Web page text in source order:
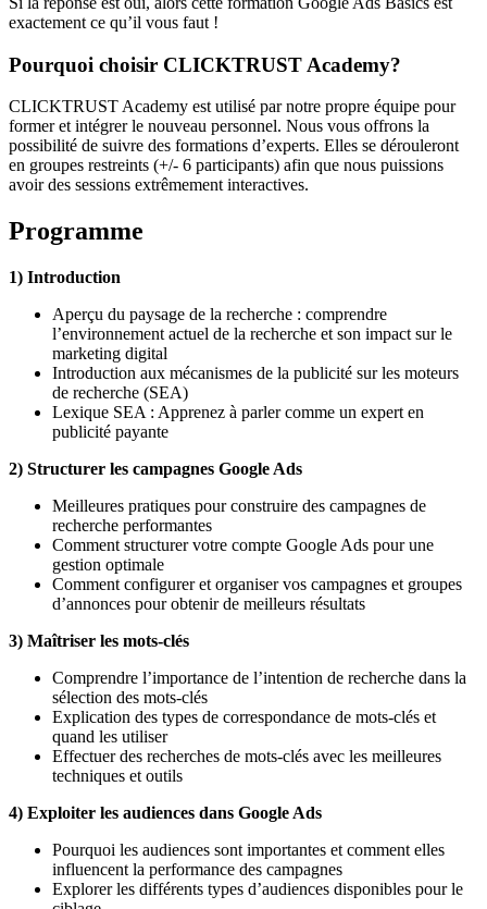
exactement ce qu’il vous faut !
Pourquoi choisir CLICKTRUST Academy?
CLICKTRUST Academy est utilisé par notre propre équipe pour
former et intégrer le nouveau personnel. Nous vous offrons la
possibilité de suivre des formations d’experts. Elles se dérouleront
en groupes restreints (+/- 6 participants) afin que nous puissions
avoir des sessions extrêmement interactives.
Programme
1) Introduction
Aperçu du paysage de la recherche : comprendre
l’environnement actuel de la recherche et son impact sur le
marketing digital
Introduction aux mécanismes de la publicité sur les moteurs
de recherche (SEA)
Lexique SEA : Apprenez à parler comme un expert en
publicité payante
2) Structurer les campagnes Google Ads
Meilleures pratiques pour construire des campagnes de
recherche performantes
Comment structurer votre compte Google Ads pour une
gestion optimale
Comment configurer et organiser vos campagnes et groupes
d’annonces pour obtenir de meilleurs résultats
3) Maîtriser les mots-clés
Comprendre l’importance de l’intention de recherche dans la
sélection des mots-clés
Explication des types de correspondance de mots-clés et
quand les utiliser
Effectuer des recherches de mots-clés avec les meilleures
techniques et outils
4) Exploiter les audiences dans Google Ads
Pourquoi les audiences sont importantes et comment elles
influencent la performance des campagnes
Explorer les différents types d’audiences disponibles pour le